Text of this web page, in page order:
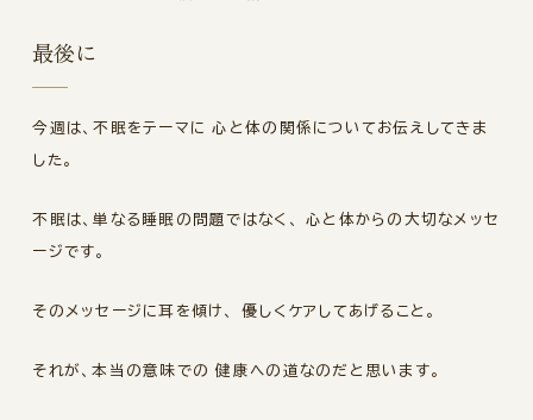
最後に
今週は、不眠をテーマに 心と体の関係についてお伝えしてきま
した。
不眠は、単なる睡眠の問題ではなく、 心と体からの大切なメッセ
ージです。
そのメッセージに耳を傾け、 優しくケアしてあげること。
それが、本当の意味での 健康への道なのだと思います。